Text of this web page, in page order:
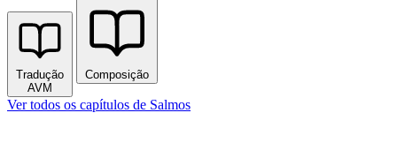
Tradução
AVM
Composição
Ver todos os capítulos de Salmos